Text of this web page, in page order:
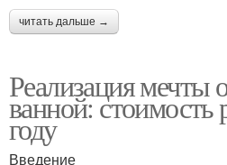
читать дальше →
Реализация мечты
ванной: стоимость
году
Введение